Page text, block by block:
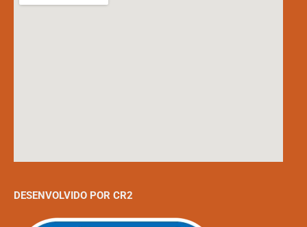
DESENVOLVIDO POR CR2